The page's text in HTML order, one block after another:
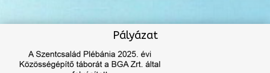
Pályázat